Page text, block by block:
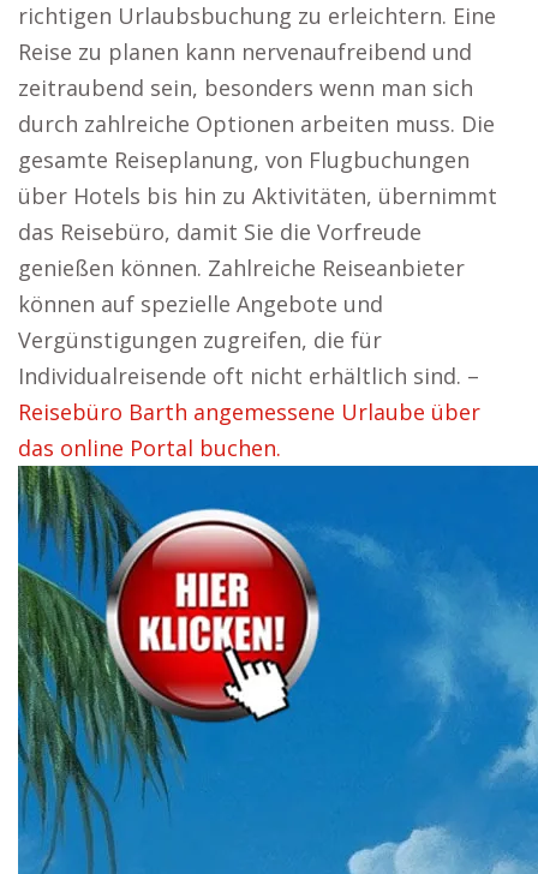
richtigen Urlaubsbuchung zu erleichtern. Eine
Reise zu planen kann nervenaufreibend und
zeitraubend sein, besonders wenn man sich
durch zahlreiche Optionen arbeiten muss. Die
gesamte Reiseplanung, von Flugbuchungen
über Hotels bis hin zu Aktivitäten, übernimmt
das Reisebüro, damit Sie die Vorfreude
genießen können. Zahlreiche Reiseanbieter
können auf spezielle Angebote und
Vergünstigungen zugreifen, die für
Individualreisende oft nicht erhältlich sind. –
Reisebüro Barth angemessene Urlaube über
das online Portal buchen.